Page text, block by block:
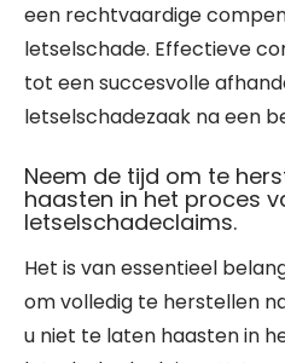
een rechtvaardige
letselschade. Effectieve
tot een succesvolle
letselschadezaak na een
Neem de tijd om te
haasten in het proces
letselschadeclaims.
Het is van essentieel
om volledig te herstellen
u niet te laten haasten in